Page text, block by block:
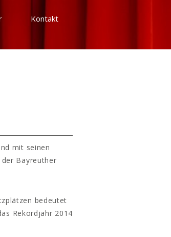
Kontakt
mit seinen
Bayreuther
bedeutet
Rekordjahr 2014